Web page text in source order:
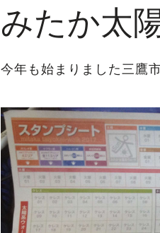
みたか太
今年も始まりました三鷹